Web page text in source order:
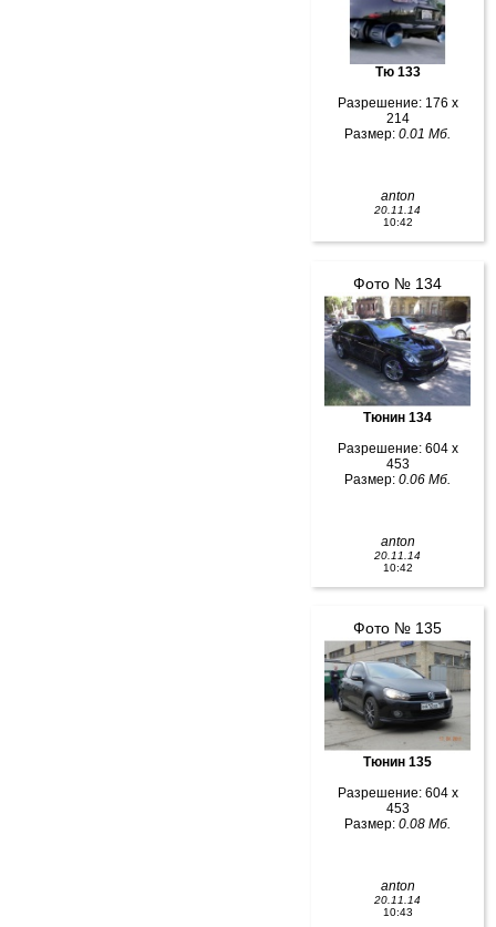
Тю 133
Разрешение: 176 x
214
Размер: 0.01 Мб.
anton
20.11.14
10:42
Фото № 134
Тюнин 134
Разрешение: 604 x
453
Размер: 0.06 Мб.
anton
20.11.14
10:42
Фото № 135
Тюнин 135
Разрешение: 604 x
453
Размер: 0.08 Мб.
anton
20.11.14
10:43